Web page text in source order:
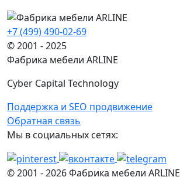
+7 (499) 490-02-69
© 2001 - 2025
Фабрика мебели ARLINE
Cyber Capital Technology
Поддержка и SEO продвижение
Обратная связь
Мы в социальных сетях:
© 2001 -2026Фабрика мебели ARLINE